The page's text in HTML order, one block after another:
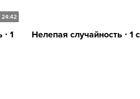
24:42
1
Нелепая случайность ∙ 1